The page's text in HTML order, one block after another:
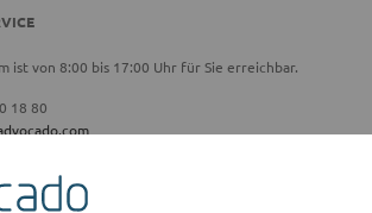
ist von 8:00 bis 17:00 Uhr für Sie erreichbar.
18 80